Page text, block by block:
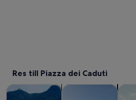
Res till Piazza dei Caduti
Turer och dagsutflykter Öppnas i ny
Privata och